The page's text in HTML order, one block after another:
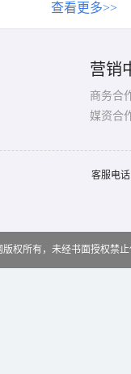
查看更多>>
营销
商务合
媒资合
客服电
版权所有，未经书面授权